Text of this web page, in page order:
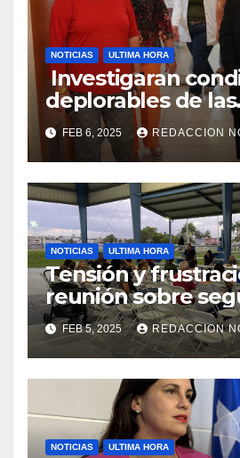
NOTICIAS ULTIMA HORA
Investigaran
deplorables de las
facilidades el
de la Salud en
FEB 6, 2025 REDACCION
NOTICIAS ULTIMA HORA
Tensión y
reunión sobre
Reparto
FEB 5, 2025 REDACCION
NOTICIAS ULTIMA HORA